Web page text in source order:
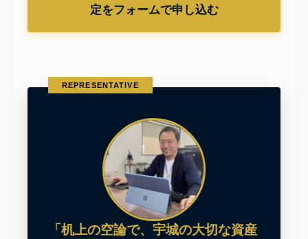
定をフォームで申し込む
REPRESENTATIVE
「机上の空論で、宇城の大切な資産